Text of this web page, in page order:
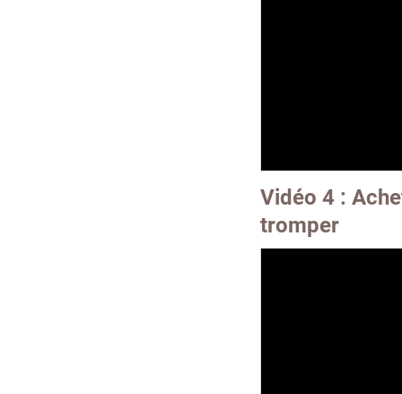
Vidéo 4 :
tromper